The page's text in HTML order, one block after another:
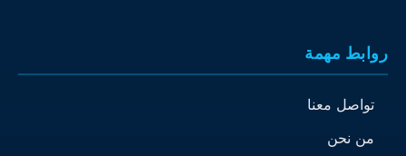
روابط مهمة
تواصل معنا
من نحن